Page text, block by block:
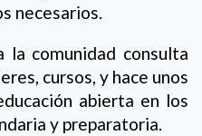
necesarios.
comunidad consulta
cursos, y hace unos
abierta en los
y preparatoria.